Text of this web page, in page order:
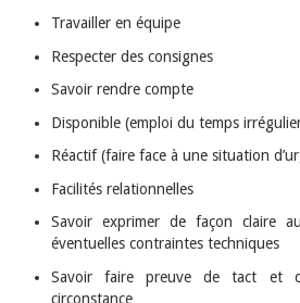
Travailler en équipe
Respecter des consignes
Savoir rendre compte
Disponible (emploi du temps
Réactif (faire face à une situation
Facilités relationnelles
Savoir exprimer de façon claire
éventuelles contraintes techniques
Savoir faire preuve de tact et
circonstance